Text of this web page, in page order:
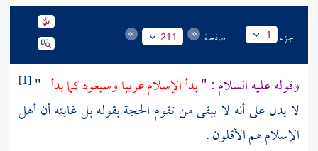
جزء 1 صفحة 211
وقوله عليه السلام : "بدأ الإسلام غريبا وسيعود كما بدأ "
[1]
لا يدل على أنه لا يبقى من تقوم الحجة بقوله بل غايته أن أهل
الإسلام هم الأقلون .